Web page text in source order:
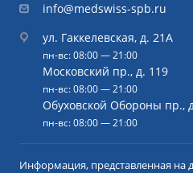
info@medswiss-spb.ru
ул. Гаккелевская, д. 21А
пн-вс: 08:00 — 21:00
Московский пр., д. 119
пн-вс: 08:00 — 21:00
Обуховской Обороны пр.,
пн-вс: 08:00 — 21:00
Информация, представленная на